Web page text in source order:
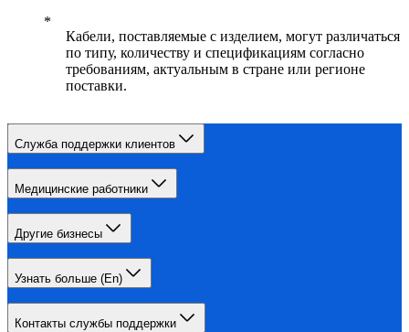
Кабели, поставляемые с изделием, могут различаться
по типу, количеству и спецификациям согласно
требованиям, актуальным в стране или регионе
поставки.
Служба поддержки клиентов
Медицинские работники
Другие бизнесы
Узнать больше (En)
Контакты службы поддержки